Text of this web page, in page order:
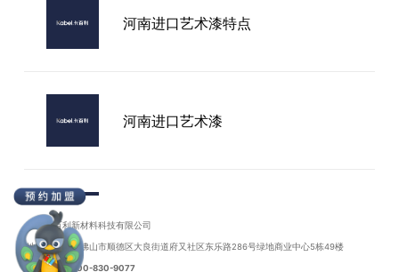
河南进口艺术漆特点
河南进口艺术漆
河南进口艺术漆批发
广东卡百利新材料科技有限公司
地址：广东省佛山市顺德区大良街道府又社区东乐路286号绿地商业中心5栋49楼
联系电话：400-830-9077